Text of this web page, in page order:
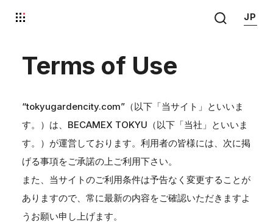
JP
Terms of Use
“tokyugardencity.com”（以下「当サイト」といいま
す。）は、BECAMEX TOKYU（以下「当社」といいま
す。）が運営しております。利用者の皆様には、次に掲
げる事項をご承諾の上ご利用下さい。
また、当サイトのご利用条件は予告なく変更することが
ありますので、常に最新の内容をご確認いただきますよ
うお願い申し上げます。